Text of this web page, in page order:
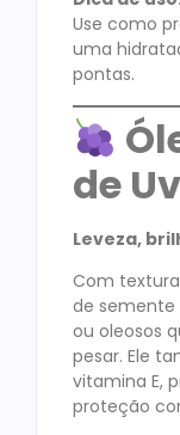
Use como
uma
pontas.
de
Leveza,
Com
de semente
ou oleosos
pesar. Ele
vitamina E,
proteção